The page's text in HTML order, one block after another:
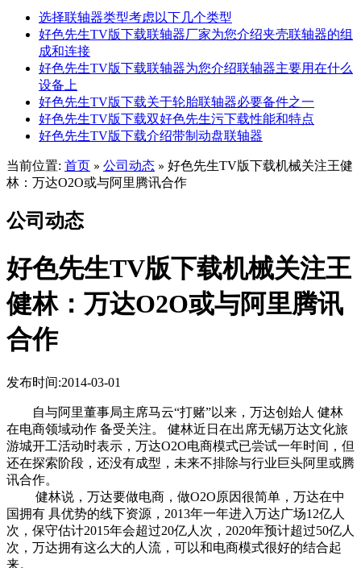
选择联轴器类型考虑以下几个类型
好色先生TV版下载联轴器厂家为您介绍夹壳联轴器的组
成和连接
好色先生TV版下载联轴器为您介绍联轴器主要用在什么
设备上
好色先生TV版下载关于轮胎联轴器必要备件之一
好色先生TV版下载双好色先生污下载性能和特点
好色先生TV版下载介绍带制动盘联轴器
当前位置: 首页 » 公司动态 » 好色先生TV版下载机械关注王健
林：万达O2O或与阿里腾讯合作
公司动态
好色先生TV版下载机械关注王
健林：万达O2O或与阿里腾讯
合作
发布时间:2014-03-01
自与阿里董事局主席马云“打赌”以来，万达创始人 健林
在电商领域动作 备受关注。 健林近日在出席无锡万达文化旅
游城开工活动时表示，万达O2O电商模式已尝试一年时间，但
还在探索阶段，还没有成型，未来不排除与行业巨头阿里或腾
讯合作。
健林说，万达要做电商，做O2O原因很简单，万达在中
国拥有 具优势的线下资源，2013年一年进入万达广场12亿人
次，保守估计2015年会超过20亿人次，2020年预计超过50亿人
次，万达拥有这么大的人流，可以和电商模式很好的结合起
来。